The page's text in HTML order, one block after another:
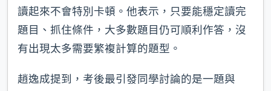
讀起來不會特別卡頓。他表示，只要能穩定讀完
題目、抓住條件，大多數題目仍可順利作答，沒
有出現太多需要繁複計算的題型。
趙逸成提到，考後最引發同學討論的是一題與